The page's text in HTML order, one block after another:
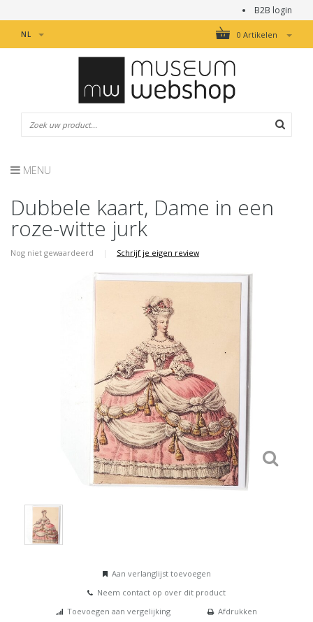
B2B login
0 Artikelen
NL
MENU
Dubbele kaart, Dame in een
roze-witte jurk
Nog niet gewaardeerd | Schrijf je eigen review
Aan verlanglijst toevoegen
Neem contact op over dit product
Toevoegen aan vergelijking
Afdrukken